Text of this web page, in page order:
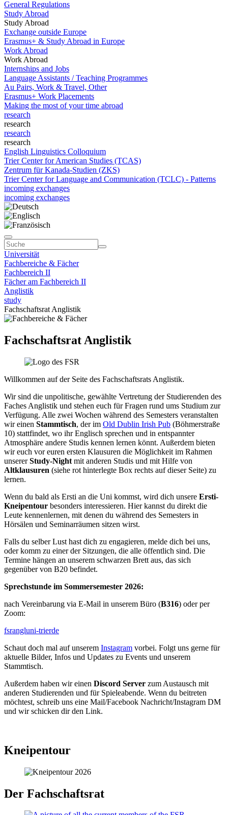
General Regulations
Study Abroad
Study Abroad
Exchange outside Europe
Erasmus+ & Study Abroad in Europe
Work Abroad
Work Abroad
Internships and Jobs
Language Assistants / Teaching Programmes
Au Pairs, Work & Travel, Other
Erasmus+ Work Placements
Making the most of your time abroad
research
research
research
research
English Linguistics Colloquium
Trier Center for American Studies (TCAS)
Zentrum für Kanada-Studien (ZKS)
Trier Center for Language and Communication (TCLC) - Patterns
incoming exchanges
incoming exchanges
Universität
Fachbereiche & Fächer
Fachbereich II
Fächer am Fachbereich II
Anglistik
study
Fachschaftsrat Anglistik
Fachschaftsrat Anglistik
Willkommen auf der Seite des Fachschaftsrats Anglistik.
Wir sind die unpolitische, gewählte Vertretung der Studierenden des
Faches Anglistik und stehen euch für Fragen rund ums Studium zur
Verfügung. Alle zwei Wochen während des Semesters veranstalten
wir einen Stammtisch, der im Old Dublin Irish Pub (Böhmerstraße
10) stattfindet, wo ihr Englisch sprechen und in entspannter
Atmosphäre andere Studis kennen lernen könnt. Außerdem bieten
wir euch vor euren ersten Klausuren die Möglichkeit im Rahmen
unsererStudy-Night mit anderen Studis und mit Hilfe von
Altklausuren (siehe rot hinterlegte Box rechts auf dieser Seite) zu
lernen.
Wenn du bald als Ersti an die Uni kommst, wird dich unsere Ersti-
Kneipentour besonders interessieren. Hier kannst du direkt die
Leute kennenlernen, mit denen du während des Semesters in
Hörsälen und Seminarräumen sitzen wirst.
Falls du selber Lust hast dich zu engagieren, melde dich bei uns,
oder komm zu einer der Sitzungen, die alle öffentlich sind. Die
Termine hängen an unserem schwarzen Brett aus, das sich
gegenüber von B20 befindet.
Sprechstunde im Sommersemester 2026:
nach Vereinbarung via E-Mail in unserem Büro (B316) oder per
Zoom:
fsrangluni-trierde
Schaut doch mal auf unserem Instagram vorbei. Folgt uns gerne für
aktuelle Bilder, Infos und Updates zu Events und unserem
Stammtisch.
Außerdem haben wir einen Discord Server zum Austausch mit
anderen Studierenden und für Spieleabende. Wenn du beitreten
möchtest, schreib uns eine Mail/Facebook Nachricht/Instagram DM
und wir schicken dir den Link.
Kneipentour
Der Fachschaftsrat